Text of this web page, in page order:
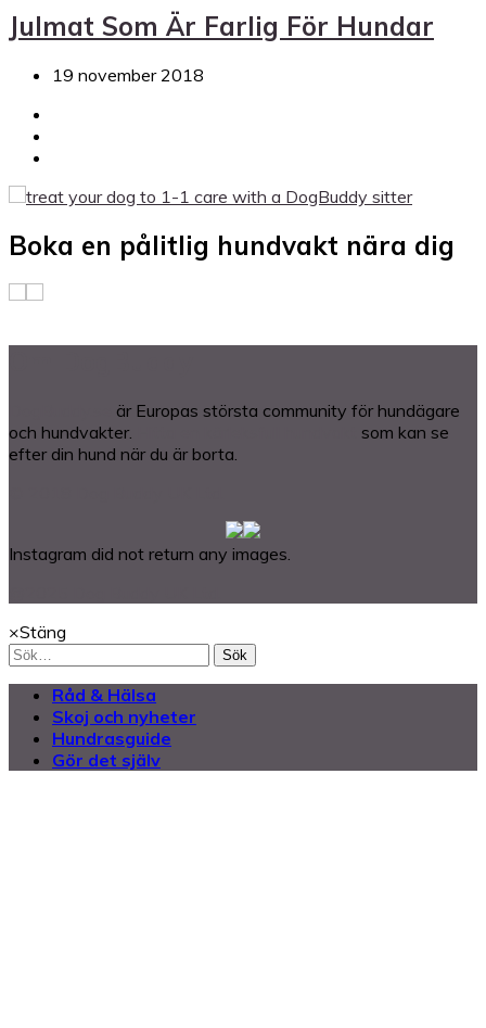
Julmat Som Är Farlig För Hundar
19 november 2018
Boka en pålitlig hundvakt nära dig
är Europas största community för hundägare
och hundvakter.
som kan se
efter din hund när du är borta.
Instagram did not return any images.
×Stäng
Sök
Råd & Hälsa
Skoj och nyheter
Hundrasguide
Gör det själv